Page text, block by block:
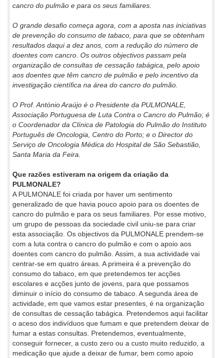
cancro do pulmão e para os seus familiares.
O grande desafio começa agora, com a aposta nas iniciativas
de prevenção do consumo de tabaco, para que se obtenham
resultados daqui a dez anos, com a redução do número de
doentes com cancro. Os outros objectivos passam pela
organização de consultas de cessação tabágica, pelo apoio
aos doentes que têm cancro de pulmão e pelo incentivo da
investigação científica na área do cancro do pulmão.
O Prof. António Araújo é o Presidente da PULMONALE,
Associação Portuguesa de Luta Contra o Cancro do Pulmão; é
o Coordenador da Clínica de Patologia do Pulmão do Instituto
Português de Oncologia, Centro do Porto; e o Director do
Serviço de Oncologia Médica do Hospital de São Sebastião,
Santa Maria da Feira.
Que razões estiveram na origem da criação da
PULMONALE?
A PULMONALE foi criada por haver um sentimento
generalizado de que havia pouco apoio para os doentes de
cancro do pulmão e para os seus familiares. Por esse motivo,
um grupo de pessoas da sociedade civil uniu-se para criar
esta associação. Os objectivos da PULMONALE prendem-se
com a luta contra o cancro do pulmão e com o apoio aos
doentes com cancro do pulmão. Assim, a sua actividade vai
centrar-se em quatro áreas. A primeira é a prevenção do
consumo do tabaco, em que pretendemos ter acções
escolares e acções junto de jovens, para que possamos
diminuir o início do consumo de tabaco. A segunda área de
actividade, em que vamos estar presentes, é na organização
de consultas de cessação tabágica. Pretendemos aqui facilitar
o aceso dos indivíduos que fumam e que pretendem deixar de
fumar a estas consultas. Pretendemos, eventualmente,
conseguir fornecer, a custo zero ou a custo muito reduzido, a
medicação que ajude a deixar de fumar, bem como apoio